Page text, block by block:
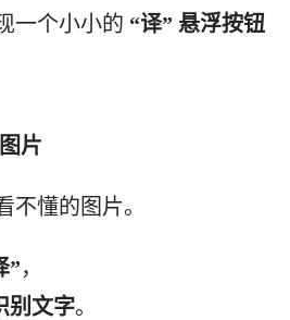
一个小小的 “译” 悬浮按钮
片
不懂的图片。
”，
别文字。